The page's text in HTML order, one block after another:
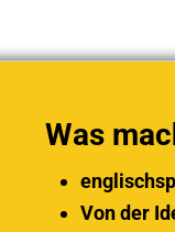
Was
Von der